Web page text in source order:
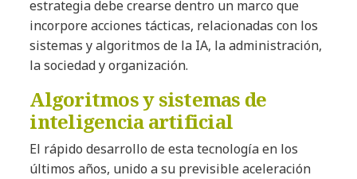
estrategia debe crearse dentro un marco que
incorpore acciones tácticas, relacionadas con los
sistemas y algoritmos de la IA, la administración,
la sociedad y organización.
Algoritmos y sistemas de
inteligencia artificial
El rápido desarrollo de esta tecnología en los
últimos años, unido a su previsible aceleración